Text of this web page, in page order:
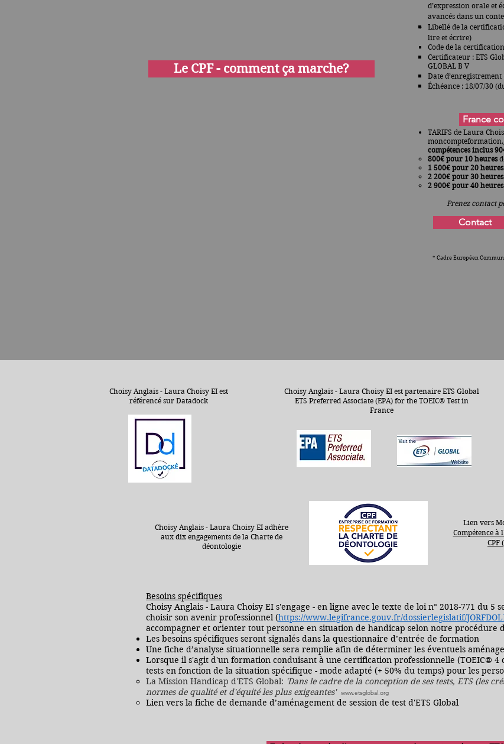
Le CPF - comment ça marche?
d’expression orale et
avancés dans un
Libellé de la
lire et écrire)
Code de la
Certificateur : ETS
GLOBAL B V
Date d’enregistrement
Échéance : 18/07/30
TARIFS de Laura
compétencesinclus
800€ pour 10 heures
1 500€ pour 20 heures
2 200€ pour 30 heures
2 900€ pour 40 heures
Prenez contact
France
Contact
* Cadre Européen
Choisy Anglais - Laura Choisy EI est
référencé sur Datadock
Choisy Anglais - Laura Choisy EI est partenaire ETS Global
ETS Preferred Associate (EPA) for the TOEIC® Test in
France
Choisy Anglais - Laura Choisy EI adhère
aux dix engagements de la Charte de
déontologie
Lien vers
Compétence
Besoins spécifiques
Choisy Anglais - Laura Choisy EI s'engage - en ligne avec le texte de loi n° 2018-771 du
choisir son avenir professionnel (https://www.legifrance.gouv.fr/dossierlegislatif/
accompagner et orienter tout personne en situation de handicap selon notre procédure
Les besoins spécifiques seront signalés dans la questionnaire d’entrée de formation
Une fiche d’analyse situationnelle sera remplie afin de déterminer les éventuels
Lorsque il s'agit d'un formation conduisant à une certification professionnelle (TOEIC® 4
tests en fonction de la situation spécifique - mode adapté (+ 50% du temps) pour les
La Mission Handicap d'ETS Global: 'Dans le cadre de la conception de ses tests, ETS (les
normes de qualité et d'équité les plus exigeantes' www.etsglobal.org
Lien vers la fiche de demande d’aménagement de session de test d'ETS Global